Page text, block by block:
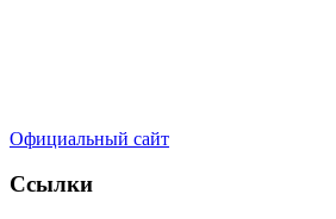
Официальный сайт
Ссылки